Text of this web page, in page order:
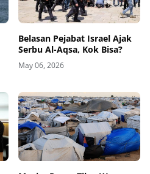
Belasan Pejabat Israel Ajak
Serbu Al-Aqsa, Kok Bisa?
May 06, 2026